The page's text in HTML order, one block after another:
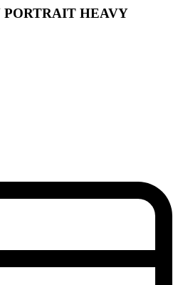
HEAVY